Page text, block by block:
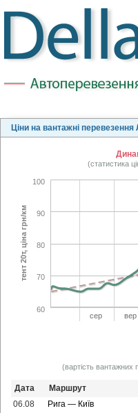
Ціни на вантажні перевезення
(статистика
сер вер
60
70
80
90
100
тент 20т, ціна грн/км
(вартість вантажних
Дата Маршрут
06.08
Рига — Київ